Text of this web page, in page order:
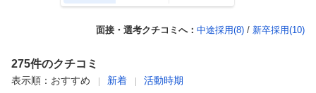
面接・選考クチコミへ： 中途採用(8) / 新卒採用(10)
275件のクチコミ
表示順： おすすめ 新着 活動時期